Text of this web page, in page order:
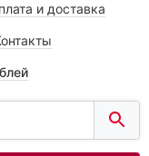
и доставка